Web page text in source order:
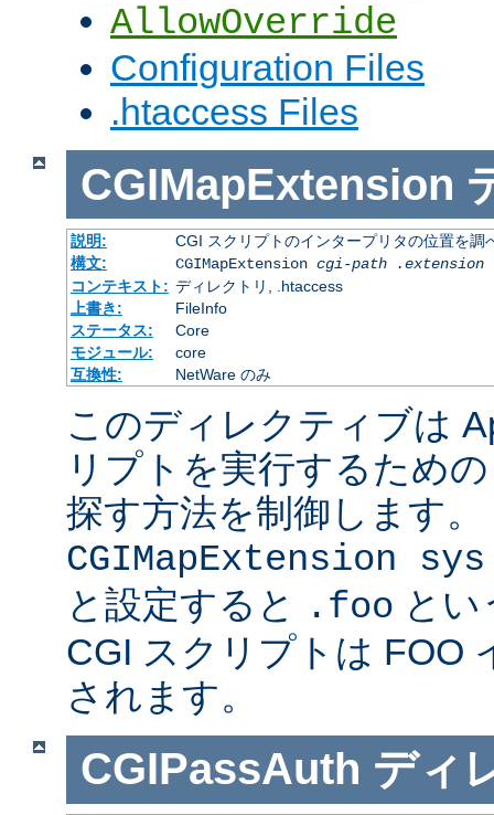
AllowOverride
Configuration Files
.htaccess Files
CGIMapExtension
説明:
CGI スクリプトのインタープリタの位置を調
構文:
CGIMapExtension cgi-path
.extension
コンテキスト: ディレクトリ, .htaccess
上書き:
FileInfo
ステータス:
Core
モジュール:
core
互換性:
NetWare のみ
このディレクティブは
リプトを実行するため
探す方法を制御します
CGIMapExtension
と設定すると
.foo と
CGI スクリプトは FOO
されます。
CGIPassAuth ディ